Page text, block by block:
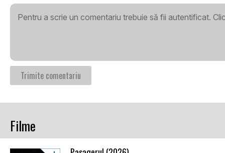
Pentru a scrie un comentariu trebuie să fii autentificat.
Filme